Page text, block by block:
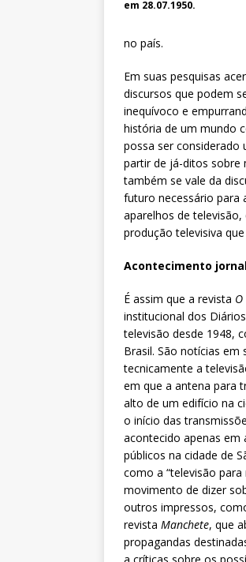
em 28.07.1950.
no país.
Em suas pesquisas
discursos que podem
inequívoco e
história de um mundo
possa ser considerado
partir de já-ditos sobre
também se vale da
futuro necessário para
aparelhos de
produção televisiva
Acontecimento
É assim que a revista
institucional dos
televisão desde 1948,
Brasil. São notícias
tecnicamente a
em que a antena para
alto de um edifício na
o início das
acontecido apenas em
públicos na cidade de
como a “televisão
movimento de dizer
outros impressos,
revista Manchete, que
propagandas